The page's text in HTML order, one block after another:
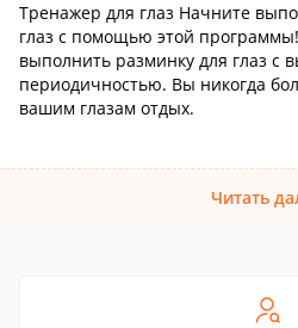
Тренажер для глаз Начните
глаз с помощью этой
выполнить разминку для глаз с
периодичностью. Вы никогда
вашим глазам отдых.
Читать